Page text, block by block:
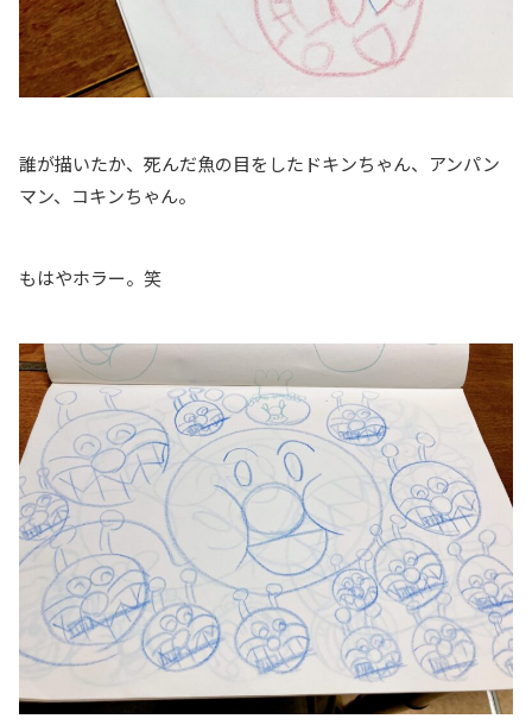
誰が描いたか、死んだ魚の目をしたドキンちゃん、アンパン
マン、コキンちゃん。
もはやホラー。笑